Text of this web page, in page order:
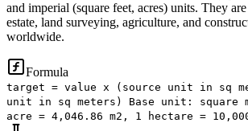
and imperial (square feet, acres) units. They
estate, land surveying, agriculture, and
worldwide.
Formula
target = value x (source unit in sq
unit in sq meters) Base unit: square
acre = 4,046.86 m2, 1 hectare =